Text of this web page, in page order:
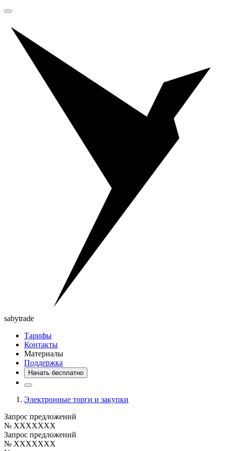
sabytrade
Тарифы
Контакты
Материалы
Поддержка
Начать бесплатно
Электронные торги и закупки
Запрос предложений
№ XXXXXXX
Запрос предложений
№ XXXXXXX